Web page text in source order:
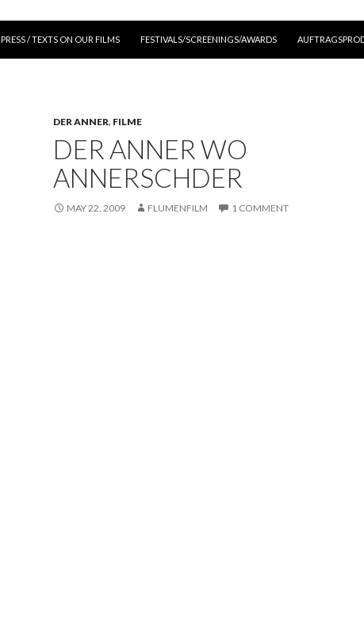
PRESS / TEXTS ON OUR FILMS
FESTIVALS/SCREENINGS/AWARDS
DER ANNER, FILME
DER ANNER WO
ANNERSCHDER
MAY 22, 2009 FLUMENFILM 1 COMMENT